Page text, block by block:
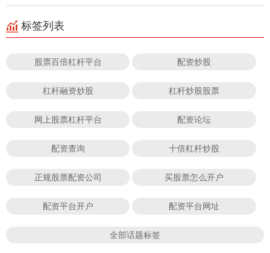
标签列表
股票百倍杠杆平台 配资炒股
杠杆融资炒股 杠杆炒股股票
网上股票杠杆平台 配资论坛
配资查询 十倍杠杆炒股
正规股票配资公司 买股票怎么开户
配资平台开户 配资平台网址
全部话题标签